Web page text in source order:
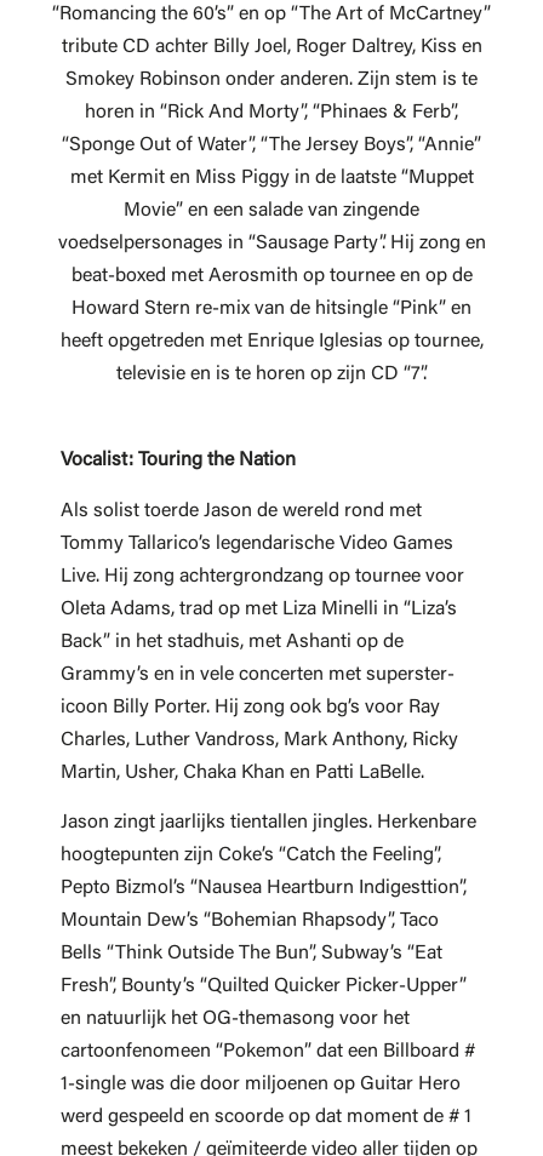
“Romancing the 60’s” en op “The Art of McCartney”
tribute CD achter Billy Joel, Roger Daltrey, Kiss en
Smokey Robinson onder anderen. Zijn stem is te
horen in “Rick And Morty”, “Phinaes & Ferb”,
“Sponge Out of Water”, “The Jersey Boys”, “Annie”
met Kermit en Miss Piggy in de laatste “Muppet
Movie” en een salade van zingende
voedselpersonages in “Sausage Party”. Hij zong en
beat-boxed met Aerosmith op tournee en op de
Howard Stern re-mix van de hitsingle “Pink” en
heeft opgetreden met Enrique Iglesias op tournee,
televisie en is te horen op zijn CD “7”.
Vocalist: Touring the Nation
Als solist toerde Jason de wereld rond met
Tommy Tallarico’s legendarische Video Games
Live. Hij zong achtergrondzang op tournee voor
Oleta Adams, trad op met Liza Minelli in “Liza’s
Back” in het stadhuis, met Ashanti op de
Grammy’s en in vele concerten met superster-
icoon Billy Porter. Hij zong ook bg’s voor Ray
Charles, Luther Vandross, Mark Anthony, Ricky
Martin, Usher, Chaka Khan en Patti LaBelle.
Jason zingt jaarlijks tientallen jingles. Herkenbare
hoogtepunten zijn Coke’s “Catch the Feeling”,
Pepto Bizmol’s “Nausea Heartburn Indigesttion”,
Mountain Dew’s “Bohemian Rhapsody”, Taco
Bells “Think Outside The Bun”, Subway’s “Eat
Fresh”, Bounty’s “Quilted Quicker Picker-Upper”
en natuurlijk het OG-themasong voor het
cartoonfenomeen “Pokemon” dat een Billboard #
1-single was die door miljoenen op Guitar Hero
werd gespeeld en scoorde op dat moment de # 1
meest bekeken / geïmiteerde video aller tijden op